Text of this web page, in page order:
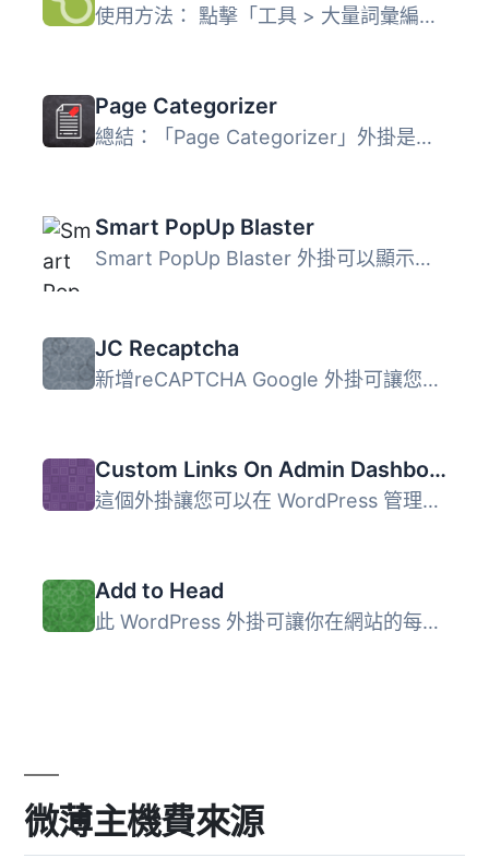
使用方法： 點擊「工具 > 大量詞彙編輯器」。 選擇一個分...
Page Categorizer
總結：「Page Categorizer」外掛是一個簡單而強大的解決方案...
Smart PopUp Blaster
Smart PopUp Blaster 外掛可以顯示多個彈出視窗，支援高度自...
JC Recaptcha
新增reCAPTCHA Google 外掛可讓您在網頁表單中實作高安全性的...
Custom Links On Admin Dashboard Toolbar
這個外掛讓您可以在 WordPress 管理員儀表板的工具列中新增自...
Add to Head
此 WordPress 外掛可讓你在網站的每個頁面頭部加入任何內容（...
微薄主機費來源